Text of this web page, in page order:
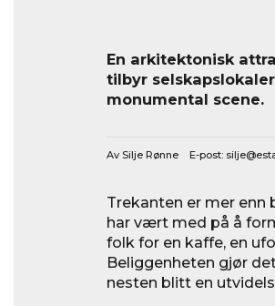
En arkitektonisk
tilbyr
monumental scene.
Av Silje Rønne E-post:
Trekanten er mer enn
har vært med på å
folk for en kaffe, en
Beliggenheten gjør
nesten blitt en